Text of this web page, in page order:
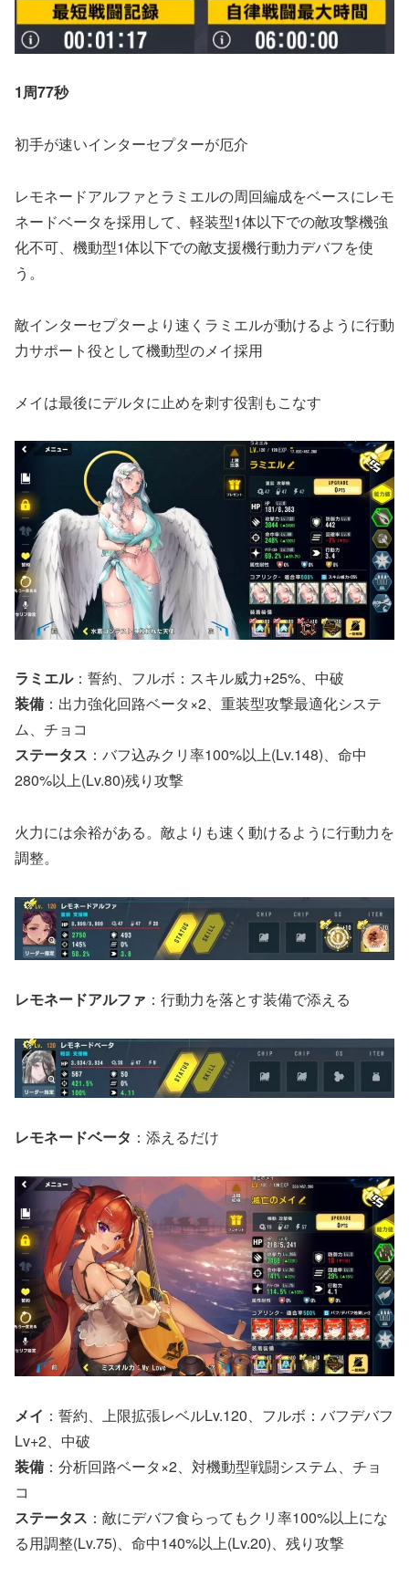
1周77秒
初手が速いインターセプターが厄介
レモネードアルファとラミエルの周回編成をベースにレモ
ネードベータを採用して、軽装型1体以下での敵攻撃機強
化不可、機動型1体以下での敵支援機行動力デバフを使
う。
敵インターセプターより速くラミエルが動けるように行動
力サポート役として機動型のメイ採用
メイは最後にデルタに止めを刺す役割もこなす
ラミエル：誓約、フルボ：スキル威力+25%、中破
装備 ：出力強化回路ベータ×2、重装型攻撃最適化システ
ム、チョコ
ステータス ：バフ込みクリ率100%以上(Lv.148)、命中
280%以上(Lv.80)残り攻撃
火力には余裕がある。敵よりも速く動けるように行動力を
調整。
レモネードアルファ ：行動力を落とす装備で添える
レモネードベータ ：添えるだけ
メイ ：誓約、上限拡張レベルLv.120、フルボ：バフデバフ
Lv+2、中破
装備 ：分析回路ベータ×2、対機動型戦闘システム、チョ
コ
ステータス ：敵にデバフ食らってもクリ率100%以上にな
る用調整(Lv.75)、命中140%以上(Lv.20)、残り攻撃